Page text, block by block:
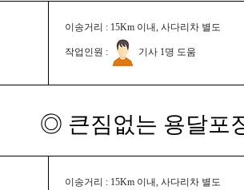
이송거리 : 15Km 이내, 사다리차 별도
작업인원 : 기사 1명 도움
◎ 큰짐없는 용달포
이송거리 : 15Km 이내, 사다리차 별도